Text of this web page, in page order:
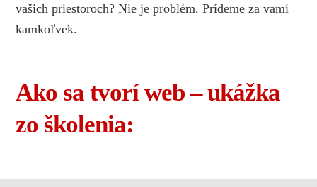
vašich priestoroch? Nie je problém. Prídeme za vami
kamkoľvek.
Ako sa tvorí web – ukážka
zo školenia: